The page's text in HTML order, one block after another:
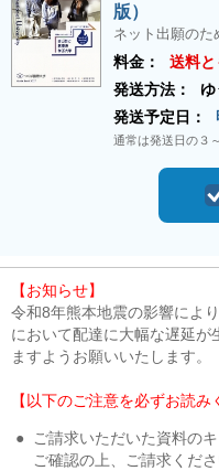
版）
ネット出願のた
料金：
送料
発送方法：
発送予定日：
通常は発送日の３
【お知らせ】
令和8年熊本地震の影響によ
において配達に大幅な遅延が
ますようお願いいたします。
【以下のご注意を必ずお読み
●
ご請求いただいた資料の
ご確認の上、ご請求くだ